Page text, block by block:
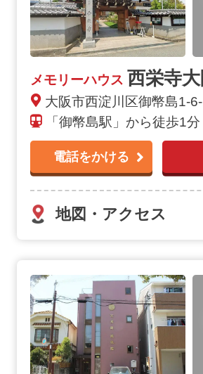
メモリーハウス 西栄寺
大阪市西淀川区御幣島1-
「御幣島駅」から徒歩1分
電話をかける
地図・アクセス